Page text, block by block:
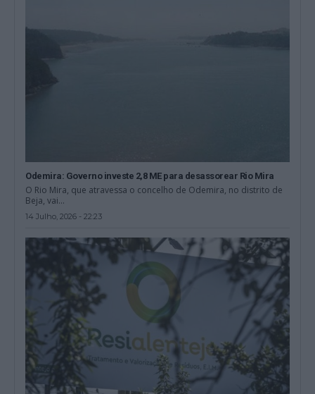
Odemira: Governo investe 2,8 ME para desassorear Rio Mira
O Rio Mira, que atravessa o concelho de Odemira, no distrito de
Beja, vai...
14 Julho, 2026 - 22:23